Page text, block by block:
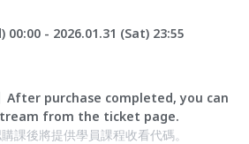
00:00 - 2026.01.31 (Sat) 23:55
After purchase completed, you can
from the ticket page.
課後將提供學員課程收看代碼。